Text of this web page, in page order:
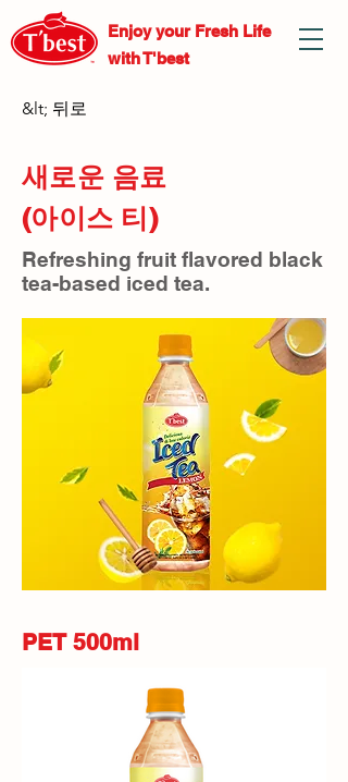
Enjoy your Fresh Life
with T'best
&lt; 뒤로
새로운 음료
(아이스 티)
Refreshing fruit flavored black
tea-based iced tea.
PET 500ml